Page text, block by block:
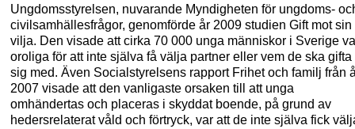
Ungdomsstyrelsen, nuvarande Myndigheten för ungdoms-
civilsamhällesfrågor, genomförde år 2009 studien Gift mot sin
vilja. Den visade att cirka 70 000 unga människor i Sverige
oroliga för att inte själva få välja partner eller vem de ska gifta
sig med. Även Socialstyrelsens rapport Frihet och familj från
2007 visade att den vanligaste orsaken till att unga
omhändertas och placeras i skyddat boende, på grund av
hedersrelaterat våld och förtryck, var att de inte själva fick